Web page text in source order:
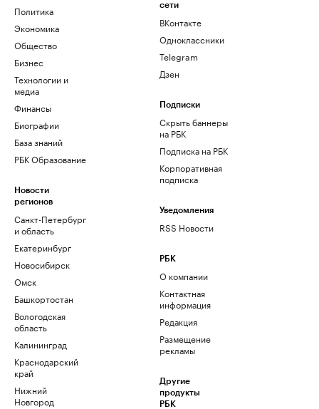
Политика
Экономика
Общество
Бизнес
Технологии и
медиа
Финансы
Биографии
База знаний
РБК Образование
Новости
регионов
Санкт-Петербург
и область
Екатеринбург
Новосибирск
Омск
Башкортостан
Вологодская
область
Калининград
Краснодарский
край
Нижний
Новгород
сети
ВКонтакте
Одноклассники
Telegram
Дзен
Подписки
Скрыть баннеры
на РБК
Подписка на РБК
Корпоративная
подписка
Уведомления
RSS Новости
РБК
О компании
Контактная
информация
Редакция
Размещение
рекламы
Другие
продукты
РБК